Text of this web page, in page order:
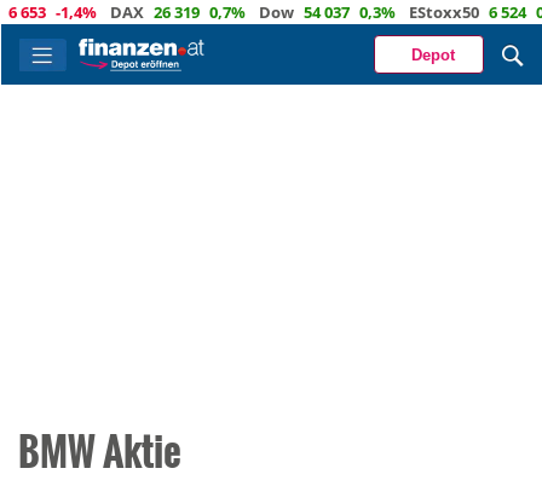
-1,4% DAX 26 319 0,7% Dow 54 037 0,3% EStoxx50 6 524 0,3%
Depot
BMW Aktie